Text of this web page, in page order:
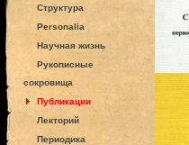
Структура
Personalia
Научная жизнь
Рукописные
сокровища
Публикации
Лекторий
Периодика